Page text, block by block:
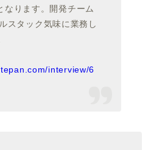
なります。開発チーム
スタック気味に業務し
interview/6